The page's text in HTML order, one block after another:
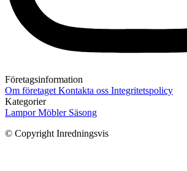
Företagsinformation
Om företaget Kontakta oss Integritetspolicy
Kategorier
LamporMöbler Säsong
© Copyright Inredningsvis